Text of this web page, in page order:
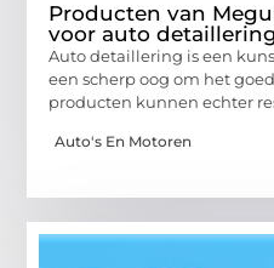
Producten van
voor auto
Auto detaillering is een
een scherp oog om het
producten kunnen echter
Auto's En Motoren